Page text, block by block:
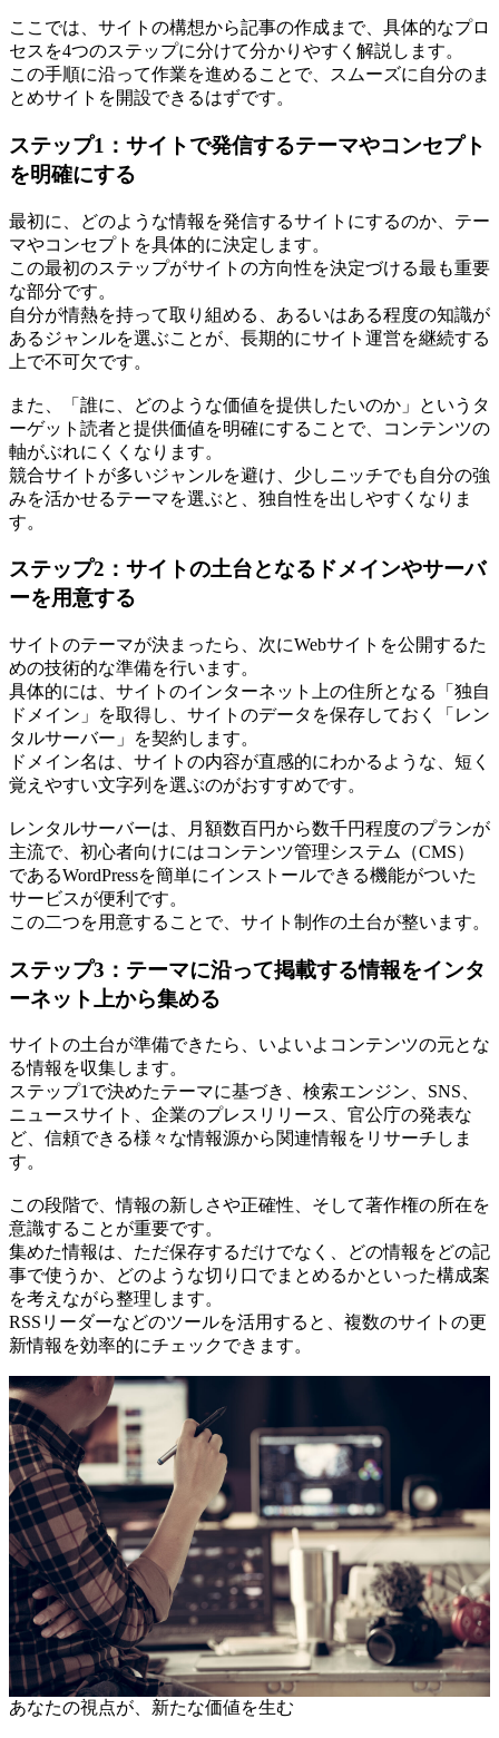
ここでは、サイトの構想から記事の作成まで、具体的なプロ
セスを4つのステップに分けて分かりやすく解説します。
この手順に沿って作業を進めることで、スムーズに自分のま
とめサイトを開設できるはずです。
ステップ1：サイトで発信するテーマやコンセプト
を明確にする
最初に、どのような情報を発信するサイトにするのか、テー
マやコンセプトを具体的に決定します。
この最初のステップがサイトの方向性を決定づける最も重要
な部分です。
自分が情熱を持って取り組める、あるいはある程度の知識が
あるジャンルを選ぶことが、長期的にサイト運営を継続する
上で不可欠です。
また、「誰に、どのような価値を提供したいのか」というタ
ーゲット読者と提供価値を明確にすることで、コンテンツの
軸がぶれにくくなります。
競合サイトが多いジャンルを避け、少しニッチでも自分の強
みを活かせるテーマを選ぶと、独自性を出しやすくなりま
す。
ステップ2：サイトの土台となるドメインやサーバ
ーを用意する
サイトのテーマが決まったら、次にWebサイトを公開するた
めの技術的な準備を行います。
具体的には、サイトのインターネット上の住所となる「独自
ドメイン」を取得し、サイトのデータを保存しておく「レン
タルサーバー」を契約します。
ドメイン名は、サイトの内容が直感的にわかるような、短く
覚えやすい文字列を選ぶのがおすすめです。
レンタルサーバーは、月額数百円から数千円程度のプランが
主流で、初心者向けにはコンテンツ管理システム（CMS）
であるWordPressを簡単にインストールできる機能がついた
サービスが便利です。
この二つを用意することで、サイト制作の土台が整います。
ステップ3：テーマに沿って掲載する情報をインタ
ーネット上から集める
サイトの土台が準備できたら、いよいよコンテンツの元とな
る情報を収集します。
ステップ1で決めたテーマに基づき、検索エンジン、SNS、
ニュースサイト、企業のプレスリリース、官公庁の発表な
ど、信頼できる様々な情報源から関連情報をリサーチしま
す。
この段階で、情報の新しさや正確性、そして著作権の所在を
意識することが重要です。
集めた情報は、ただ保存するだけでなく、どの情報をどの記
事で使うか、どのような切り口でまとめるかといった構成案
を考えながら整理します。
RSSリーダーなどのツールを活用すると、複数のサイトの更
新情報を効率的にチェックできます。
あなたの視点が、新たな価値を生む